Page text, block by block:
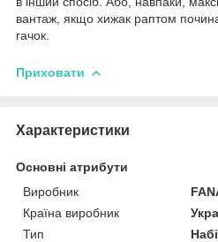
вантаж, якщо хижак раптом
гачок.
Приховати
Характеристики
Основні атрибути
Виробник
Країна виробник
Тип